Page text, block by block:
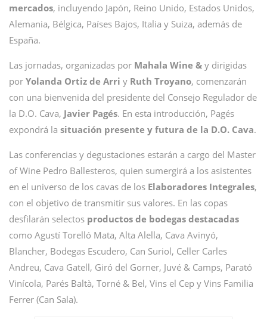
mercados, incluyendo Japón, Reino Unido, Estados Unidos,
Alemania, Bélgica, Países Bajos, Italia y Suiza, además de
España.
Las jornadas, organizadas por Mahala Wine & y dirigidas
por Yolanda Ortiz de Arri y Ruth Troyano, comenzarán
con una bienvenida del presidente del Consejo Regulador de
la D.O. Cava, Javier Pagés. En esta introducción, Pagés
expondrá la situación presente y futura de la D.O. Cava.
Las conferencias y degustaciones estarán a cargo del Master
of Wine Pedro Ballesteros, quien sumergirá a los asistentes
en el universo de los cavas de los Elaboradores Integrales,
con el objetivo de transmitir sus valores. En las copas
desfilarán selectos productos de bodegas destacadas
como Agustí Torelló Mata, Alta Alella, Cava Avinyó,
Blancher, Bodegas Escudero, Can Suriol, Celler Carles
Andreu, Cava Gatell, Giró del Gorner, Juvé & Camps, Parató
Vinícola, Parés Baltà, Torné & Bel, Vins el Cep y Vins Familia
Ferrer (Can Sala).